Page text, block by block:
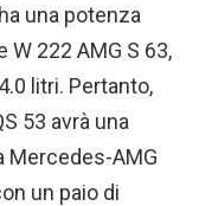
una potenza
222 AMG S 63,
litri. Pertanto,
53 avrà una
Mercedes-AMG
un paio di